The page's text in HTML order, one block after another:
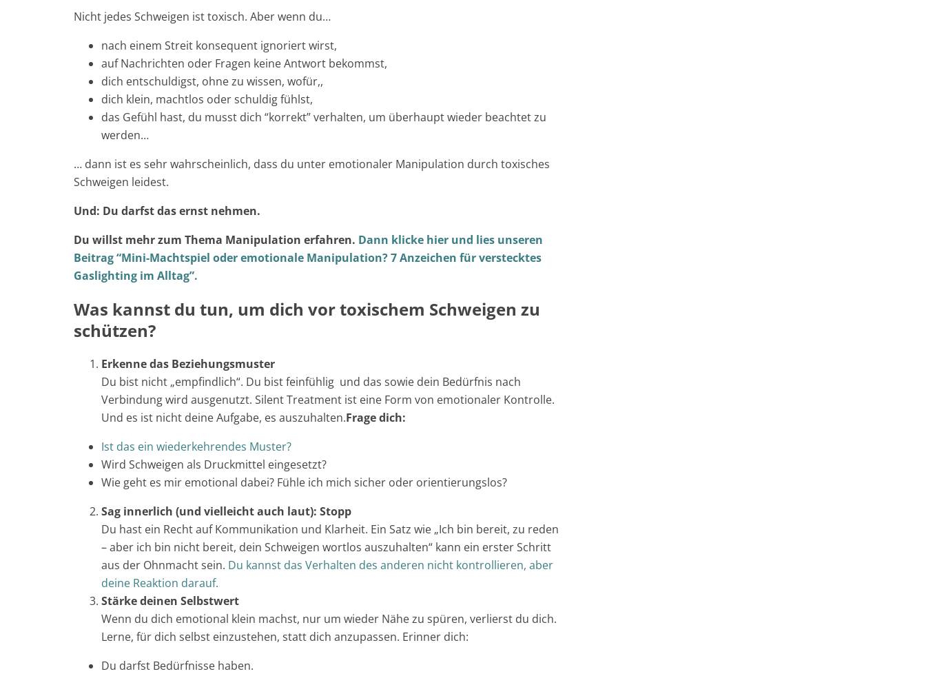
Nicht jedes Schweigen ist toxisch. Aber wenn du…
nach einem Streit konsequent ignoriert wirst,
auf Nachrichten oder Fragen keine Antwort bekommst,
dich entschuldigst, ohne zu wissen, wofür,,
dich klein, machtlos oder schuldig fühlst,
das Gefühl hast, du musst dich “korrekt” verhalten, um überhaupt wieder beachtet zu
werden…
… dann ist es sehr wahrscheinlich, dass du unter emotionaler Manipulation durch toxisches
Schweigen leidest.
Und: Du darfst das ernst nehmen.
Du willst mehr zum Thema Manipulation erfahren. Dann klicke hier und lies unseren
Beitrag “Mini-Machtspiel oder emotionale Manipulation? 7 Anzeichen für verstecktes
Gaslighting im Alltag”.
Was kannst du tun, um dich vor toxischem Schweigen zu
schützen?
Erkenne das Beziehungsmuster
Du bist nicht „empfindlich“. Du bist feinfühlig und das sowie dein Bedürfnis nach
Verbindung wird ausgenutzt. Silent Treatment ist eine Form von emotionaler Kontrolle.
Und es ist nicht deine Aufgabe, es auszuhalten.Frage dich:
Ist das ein wiederkehrendes Muster?
Wird Schweigen als Druckmittel eingesetzt?
Wie geht es mir emotional dabei? Fühle ich mich sicher oder orientierungslos?
Sag innerlich (und vielleicht auch laut): Stopp
Du hast ein Recht auf Kommunikation und Klarheit. Ein Satz wie „Ich bin bereit, zu reden
– aber ich bin nicht bereit, dein Schweigen wortlos auszuhalten“ kann ein erster Schritt
aus der Ohnmacht sein. Du kannst das Verhalten des anderen nicht kontrollieren, aber
deine Reaktion darauf.
Stärke deinen Selbstwert
Wenn du dich emotional klein machst, nur um wieder Nähe zu spüren, verlierst du dich.
Lerne, für dich selbst einzustehen, statt dich anzupassen. Erinner dich:
Du darfst Bedürfnisse haben.